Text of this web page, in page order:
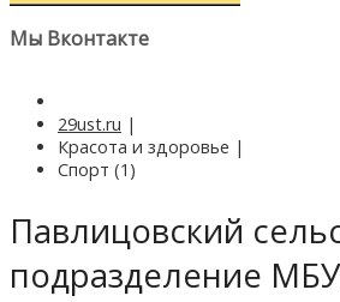
Мы Вконтакте
29ust.ru |
Красота и здоровье |
Спорт (1)
Павлицовский
подразделение